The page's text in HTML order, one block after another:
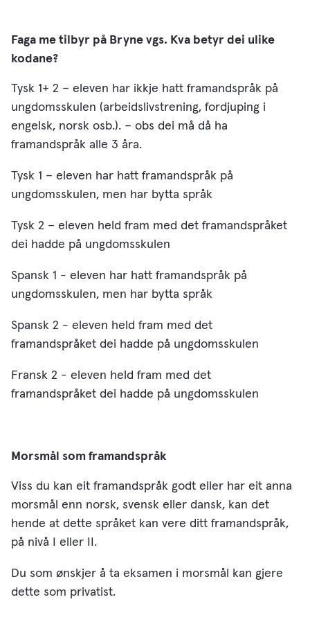
Faga me tilbyr på Bryne vgs. Kva betyr dei ulike
kodane?
Tysk 1+ 2 – eleven har ikkje hatt framandspråk på
ungdomsskulen (arbeidslivstrening, fordjuping i
engelsk, norsk osb.). – obs dei må då ha
framandspråk alle 3 åra.
Tysk 1 – eleven har hatt framandspråk på
ungdomsskulen, men har bytta språk
Tysk 2 – eleven held fram med det framandspråket
dei hadde på ungdomsskulen
Spansk 1 - eleven har hatt framandspråk på
ungdomsskulen, men har bytta språk
Spansk 2 - eleven held fram med det
framandspråket dei hadde på ungdomsskulen
Fransk 2 - eleven held fram med det
framandspråket dei hadde på ungdomsskulen
Morsmål som framandspråk
Viss du kan eit framandspråk godt eller har eit anna
morsmål enn norsk, svensk eller dansk, kan det
hende at dette språket kan vere ditt framandspråk,
på nivå I eller II.
Du som ønskjer å ta eksamen i morsmål kan gjere
dette som privatist.